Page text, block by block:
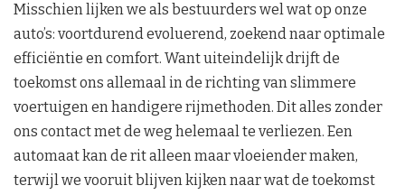
Misschien lijken we als bestuurders wel wat op onze
auto’s: voortdurend evoluerend, zoekend naar optimale
efficiëntie en comfort. Want uiteindelijk drijft de
toekomst ons allemaal in de richting van slimmere
voertuigen en handigere rijmethoden. Dit alles zonder
ons contact met de weg helemaal te verliezen. Een
automaat kan de rit alleen maar vloeiender maken,
terwijl we vooruit blijven kijken naar wat de toekomst